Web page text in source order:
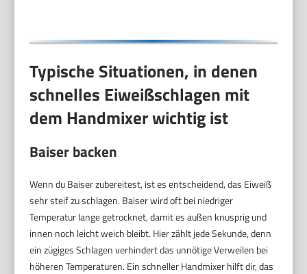
Typische Situationen, in denen
schnelles Eiweißschlagen mit
dem Handmixer wichtig ist
Baiser backen
Wenn du Baiser zubereitest, ist es entscheidend, das Eiweiß
sehr steif zu schlagen. Baiser wird oft bei niedriger
Temperatur lange getrocknet, damit es außen knusprig und
innen noch leicht weich bleibt. Hier zählt jede Sekunde, denn
ein zügiges Schlagen verhindert das unnötige Verweilen bei
höheren Temperaturen. Ein schneller Handmixer hilft dir, das